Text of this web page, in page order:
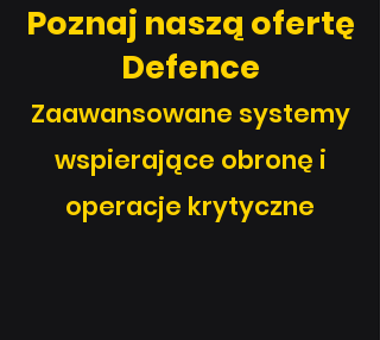
Poznaj naszą ofertę
Defence
Zaawansowane systemy
wspierające obronę i
operacje krytyczne